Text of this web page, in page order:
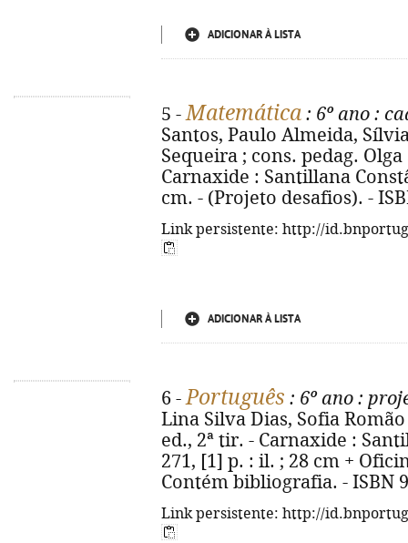
ADICIONAR À LISTA
5 -Matemática : 6º ano :
Santos, Paulo Almeida,
Sequeira ; cons. pedag. Olga
Carnaxide : Santillana
cm. - (Projeto desafios). -
Link persistente: http://
ADICIONAR À LISTA
6 -Português : 6º ano :
Lina Silva Dias, Sofia
ed., 2ª tir. - Carnaxide :
271, [1] p. : il. ; 28 cm +
Contém bibliografia. - ISBN
Link persistente: http://